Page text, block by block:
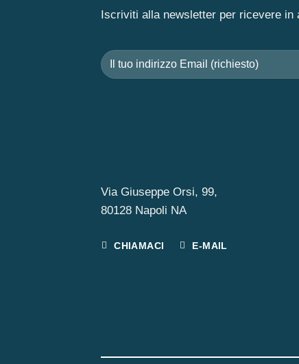
Iscriviti alla newsletter per ricevere
Via Giuseppe Orsi, 99,
80128 Napoli NA
CHIAMACI E-MAIL